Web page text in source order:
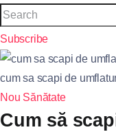
Subscribe
cum sa scapi de
Nou Sănătate
Cum să